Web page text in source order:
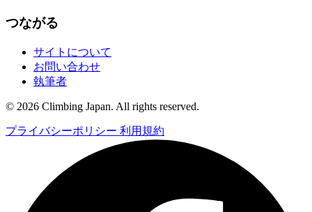
つながる
サイトについて
お問い合わせ
執筆者
© 2026 Climbing Japan. All rights reserved.
プライバシーポリシー 利用規約